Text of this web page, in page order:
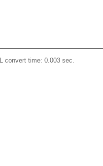
convert time: 0.003 sec.